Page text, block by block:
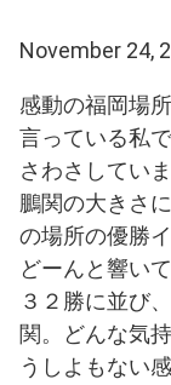
November 24,
感動の福岡場
言っている私
さわさしてい
鵬関の大きさ
の場所の優勝
どーんと響い
３２勝に並び
関。どんな気
うしよもない